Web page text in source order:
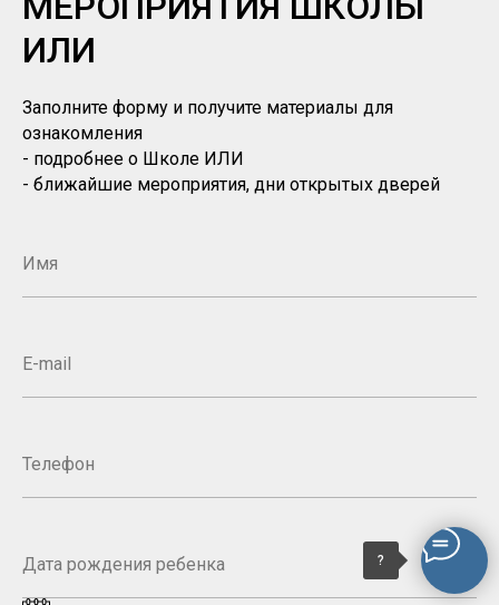
?
ИЛИ
Заполните форму и получите материалы для
ознакомления
- подробнее о Школе ИЛИ
- ближайшие мероприятия, дни открытых дверей